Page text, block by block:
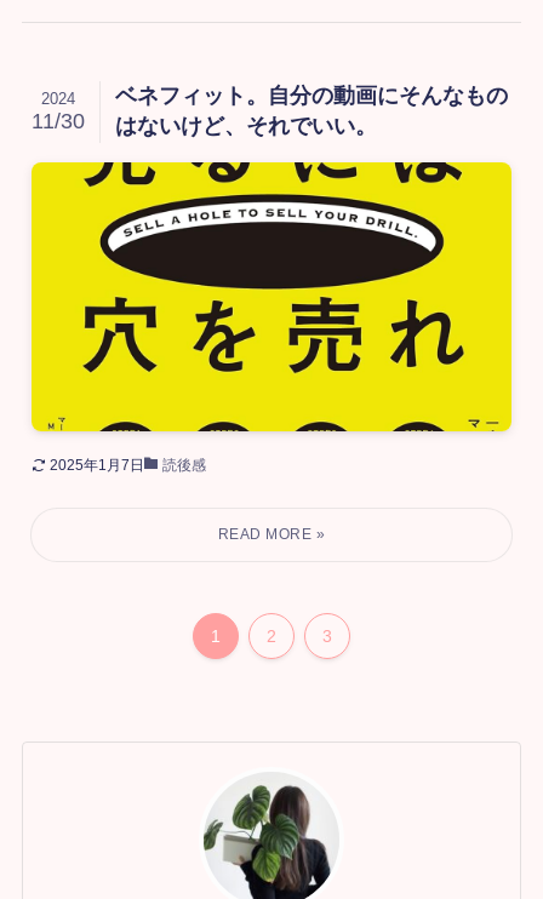
ベネフィット。自分の動画にそんなもの
はないけど、それでいい。
2024
11/30
2025年1月7日 読後感
1 2 3